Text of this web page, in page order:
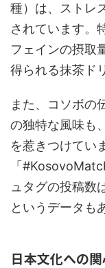
種）は、ストレ
されています。
フェインの摂取
得られる抹茶ド
また、コソボの
の独特な風味も
を惹きつけてい
「
ュタグの投稿数
というデータも
日本文化への